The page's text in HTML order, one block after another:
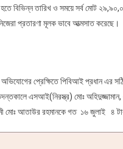
বিভিন্ন তারিখ ও সময়ে সর্ব মোট
প্রতারণা মূলক ভাবে আত্মসাত করেছে।
প্রেক্ষিতে পিবিআই প্রধান এর
এসআই(নিরস্ত্র) মোঃ
মোঃ আতাউর রহমানকে গত ১৬ জুলাই ৪